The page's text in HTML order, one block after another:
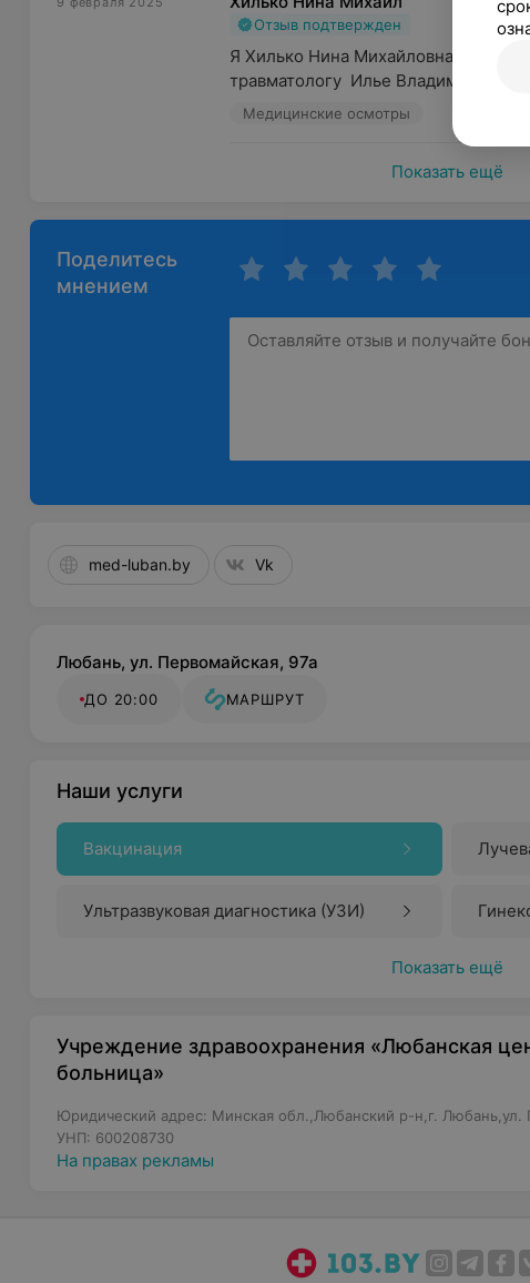
Отзыв подтвержден
Я Хилько Нина Михайловна Очень
травматологу  Илье
Медицинские осмотры
Показать ещё
Поделитесь
мнением
med-luban.by Vk
Любань, ул. Первомайская, 97а
ДО 20:00 МАРШРУТ
Наши услуги
Вакцинация
Ультразвуковая диагностика (УЗИ)
Показать ещё
Учреждение здравоохранения «Любанская
больница»
Юридический адрес: Минская обл.,Любанский р-н,г. Любань,ул.
УНП: 600208730
На правах рекламы